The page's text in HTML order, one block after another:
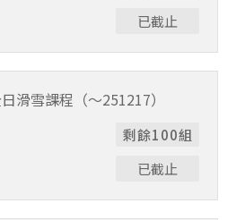
已截止
1小時）。
滑雪課程（～251217）
剩餘100組
已截止